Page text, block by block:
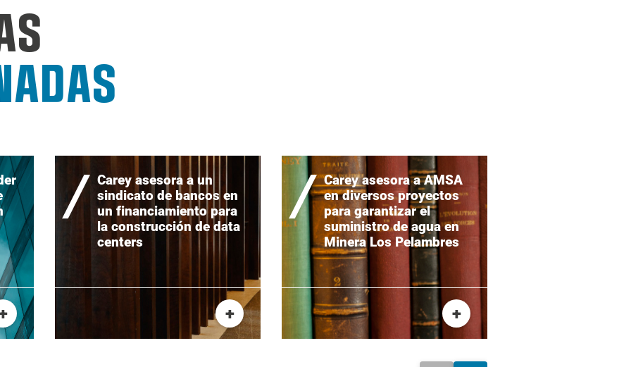
Carey asesora a un
sindicato de bancos en
un financiamiento para
la construcción de data
centers
+
Carey asesora a AMSA
en diversos proyectos
para garantizar el
suministro de agua en
Minera Los Pelambres
+